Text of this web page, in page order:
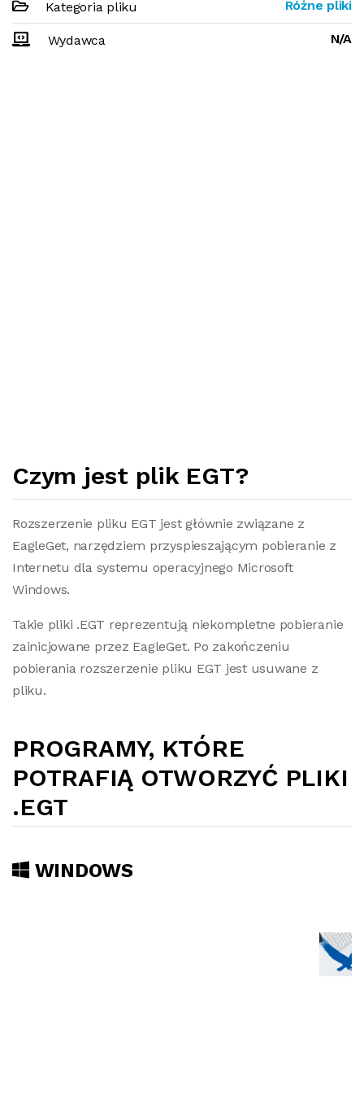
Kategoria pliku Różne pliki
Wydawca N/A
Czym jest plik EGT?
Rozszerzenie pliku EGT jest głównie związane z
EagleGet, narzędziem przyspieszającym pobieranie z
Internetu dla systemu operacyjnego Microsoft
Windows.
Takie pliki .EGT reprezentują niekompletne pobieranie
zainicjowane przez EagleGet. Po zakończeniu
pobierania rozszerzenie pliku EGT jest usuwane z
pliku.
PROGRAMY, KTÓRE
POTRAFIĄ OTWORZYĆ PLIKI
.EGT
WINDOWS